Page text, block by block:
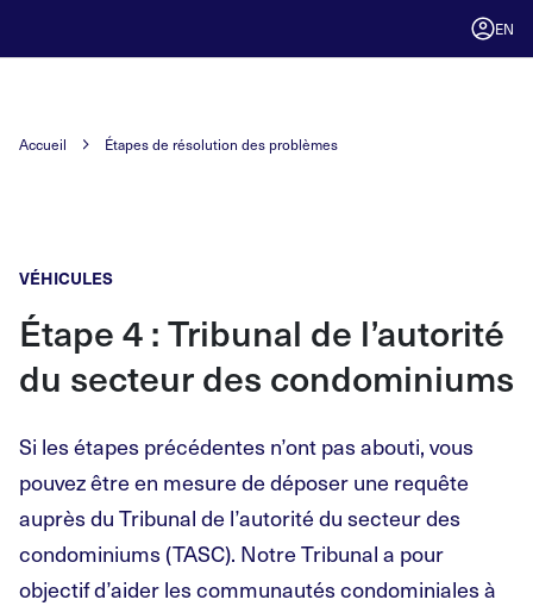
EN
Accueil Étapes de résolution des problèmes
VÉHICULES
Étape 4 : Tribunal de l’autorité
du secteur des condominiums
Si les étapes précédentes n’ont pas abouti, vous
pouvez être en mesure de déposer une requête
auprès du Tribunal de l’autorité du secteur des
condominiums (TASC). Notre Tribunal a pour
objectif d’aider les communautés condominiales à